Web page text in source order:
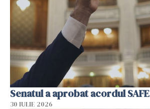
Senatul a aprobat acordul SAFE
30 IULIE 2026